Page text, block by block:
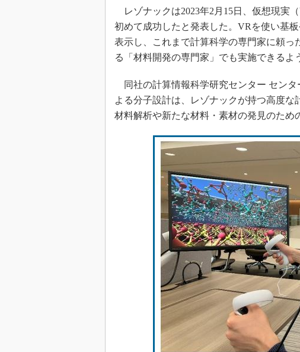
製品分解で探るアジ
光伝送技術を知る
“異端児エンジニア”
改革、執念の180日
イノベーションは
JASA発IoT通信
IHSアナリスト「未
「英語に愛されな
ための新行動論
レゾナックは2023年2月15日、仮想現実
初めて成功したと発表した。VRを使い基
表示し、これまで計算科学の専門家に頼
る「材料開発の専門家」でも実施できるよ
同社の計算情報科学研究センター セン
よる分子設計は、レゾナックが持つ高度
材料解析や新たな材料・素材の発見のため